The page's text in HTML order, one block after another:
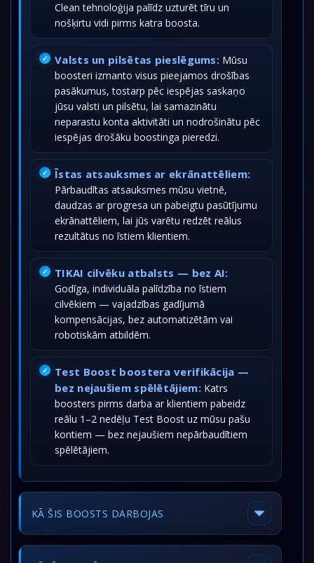
Clean tehnoloģija palīdz uzturēt tīru un
nošķirtu vidi pirms katra boosta.
Valsts un pilsētas pieslēgums: Mūsu
boosteri izmanto visus pieejamos drošības
pasākumus, tostarp pēc iespējas saskaņo
jūsu valsti un pilsētu, lai samazinātu
neparastu konta aktivitāti un nodrošinātu pēc
iespējas drošāku boostinga pieredzi.
Īstas atsauksmes ar ekrānattēliem:
Pārbaudītas atsauksmes mūsu vietnē,
daudzas ar progresa un pabeigtu pasūtījumu
ekrānattēliem, lai jūs varētu redzēt reālus
rezultātus no īstiem klientiem.
TIKAI cilvēku atbalsts — bez AI:
Godīga, individuāla palīdzība no īstiem
cilvēkiem — vajadzības gadījumā
kompensācijas, bez automatizētām vai
robotiskām atbildēm.
Test Boost boostera verifikācija —
bez nejaušiem spēlētājiem:Katrs
boosters pirms darba ar klientiem pabeidz
reālu 1–2 nedēļu Test Boost uz mūsu pašu
kontiem — bez nejaušiem nepārbaudītiem
spēlētājiem.
KĀ ŠIS BOOSTS DARBOJAS